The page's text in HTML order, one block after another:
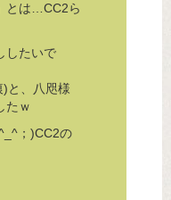
とは…CC2ら
したいで
と、八咫様
たｗ
；)CC2の